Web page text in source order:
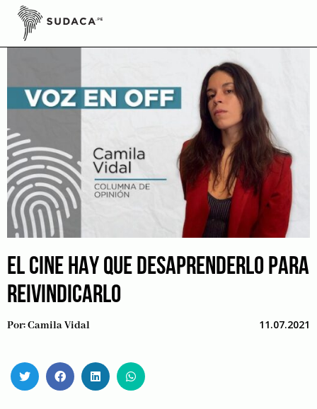
Skip
content
EL CINE HAY QUE DESAPRENDERLO PARA
REIVINDICARLO
Por:Camila Vidal 11.07.2021